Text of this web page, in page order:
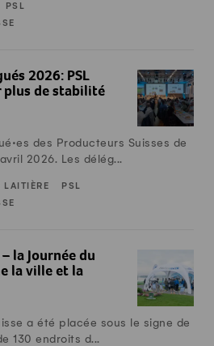
PSL
2026: PSL
plus de stabilité
des Producteurs Suisses de
2026. Les délég...
LAITIÈRE
PSL
la Journée du
la ville et la
a été placée sous le signe de
130 endroits d...